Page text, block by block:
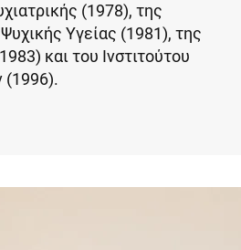
(1978), της
Υγείας (1981), της
και του Ινστιτούτου
(1996).